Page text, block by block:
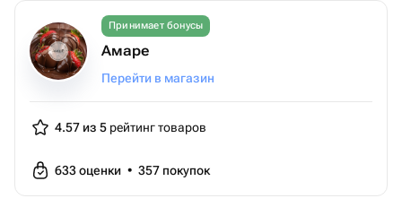
Принимает бонусы
Амаре
Перейти в магазин
4.57 из 5 рейтинг товаров
633оценки • 357 покупок